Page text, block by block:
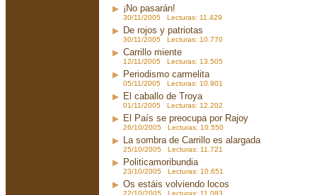
¡No pasarán!
30/11/2005 Lecturas: 11.429
De rojos y patriotas
30/11/2005 Lecturas: 10.770
Carrillo miente
12/11/2005 Lecturas: 13.505
Periodismo carmelita
05/11/2005 Lecturas: 10.901
El caballo de Troya
01/11/2005 Lecturas: 12.202
El País se preocupa por Rajoy
26/10/2005 Lecturas: 10.550
La sombra de Carrillo es alargada
25/10/2005 Lecturas: 11.721
Politicamoribundia
23/10/2005 Lecturas: 10.651
Os estáis volviendo locos
22/10/2005 Lecturas: 11.083